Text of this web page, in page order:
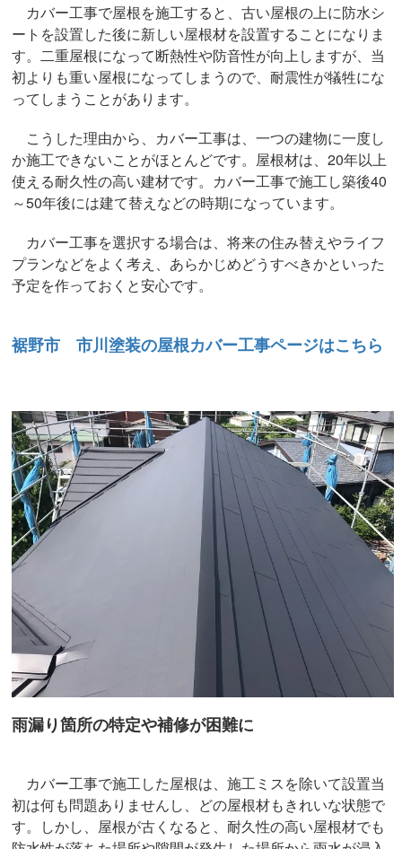
カバー工事で屋根を施工すると、古い屋根の上に防水シ
ートを設置した後に新しい屋根材を設置することになりま
す。二重屋根になって断熱性や防音性が向上しますが、当
初よりも重い屋根になってしまうので、耐震性が犠牲にな
ってしまうことがあります。
こうした理由から、カバー工事は、一つの建物に一度し
か施工できないことがほとんどです。屋根材は、20年以上
使える耐久性の高い建材です。カバー工事で施工し築後40
～50年後には建て替えなどの時期になっています。
カバー工事を選択する場合は、将来の住み替えやライフ
プランなどをよく考え、あらかじめどうすべきかといった
予定を作っておくと安心です。
裾野市 市川塗装の屋根カバー工事ページはこちら
雨漏り箇所の特定や補修が困難に
カバー工事で施工した屋根は、施工ミスを除いて設置当
初は何も問題ありませんし、どの屋根材もきれいな状態で
す。しかし、屋根が古くなると、耐久性の高い屋根材でも